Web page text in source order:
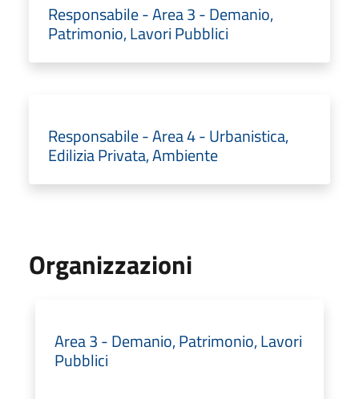
Responsabile - Area 3 - Demanio,
Patrimonio, Lavori Pubblici
Responsabile - Area 4 - Urbanistica,
Edilizia Privata, Ambiente
Organizzazioni
Area 3 - Demanio, Patrimonio, Lavori
Pubblici